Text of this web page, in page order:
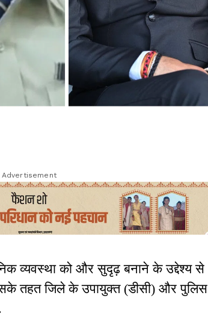
Advertisement
व्यवस्था को और सुदृढ़ बनाने के उद्देश्य से
तहत जिले के उपायुक्त (डीसी) और पुलिस